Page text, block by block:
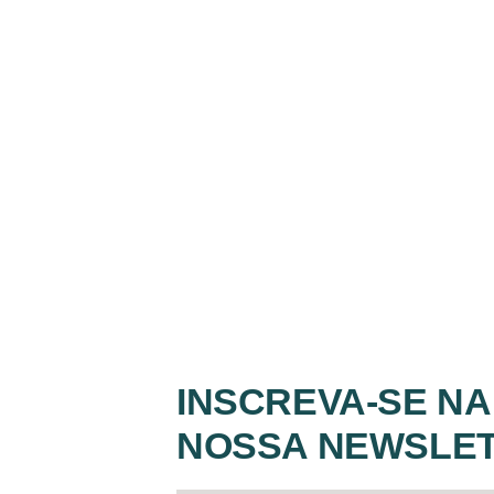
INSCREVA-SE NA
NOSSA